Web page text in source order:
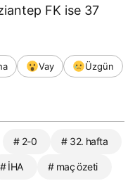
FK ise 37
Vay
Üzgün
# 2-0 # 32. hafta
# İHA # maç özeti